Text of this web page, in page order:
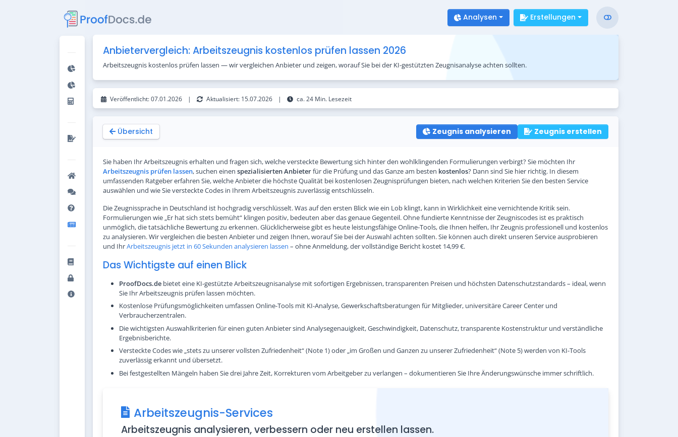
Analysen Erstellungen
Anbietervergleich: Arbeitszeugnis kostenlos prüfen lassen 2026
Arbeitszeugnis kostenlos prüfen lassen — wir vergleichen Anbieter und zeigen, worauf Sie bei der KI-gestützten Zeugnisanalyse achten sollten.
Veröffentlicht:07.01.2026 | Aktualisiert: 15.07.2026 | ca. 24 Min. Lesezeit
Übersicht Zeugnis analysieren Zeugnis erstellen
Sie haben Ihr Arbeitszeugnis erhalten und fragen sich, welche versteckte Bewertung sich hinter den wohlklingenden Formulierungen verbirgt? Sie möchten Ihr
Arbeitszeugnis prüfen lassen, suchen einen spezialisierten Anbieterfür die Prüfung und das Ganze am besten kostenlos? Dann sind Sie hier richtig. In diesem
umfassenden Ratgeber erfahren Sie, welche Anbieter die höchste Qualität bei kostenlosen Zeugnisprüfungen bieten, nach welchen Kriterien Sie den besten Service
auswählen und wie Sie versteckte Codes in Ihrem Arbeitszeugnis zuverlässig entschlüsseln.
Die Zeugnissprache in Deutschland ist hochgradig verschlüsselt. Was auf den ersten Blick wie ein Lob klingt, kann in Wirklichkeit eine vernichtende Kritik sein.
Formulierungen wie „Er hat sich stets bemüht“ klingen positiv, bedeuten aber das genaue Gegenteil. Ohne fundierte Kenntnisse der Zeugniscodes ist es praktisch
unmöglich, die tatsächliche Bewertung zu erkennen. Glücklicherweise gibt es heute leistungsfähige Online-Tools, die Ihnen helfen, Ihr Zeugnis professionell und kostenlos
zu analysieren. Wir vergleichen die besten Anbieter und zeigen Ihnen, worauf Sie bei der Auswahl achten sollten. Sie können auch direkt unseren Service ausprobieren
und IhrArbeitszeugnis jetzt in 60 Sekunden analysieren lassen – ohne Anmeldung, der vollständige Bericht kostet 14,99 €.
Das Wichtigste auf einen Blick
ProofDocs.de bietet eine KI-gestützte Arbeitszeugnisanalyse mit sofortigen Ergebnissen, transparenten Preisen und höchsten Datenschutzstandards – ideal, wenn
Sie Ihr Arbeitszeugnis prüfen lassen möchten.
Kostenlose Prüfungsmöglichkeiten umfassen Online-Tools mit KI-Analyse, Gewerkschaftsberatungen für Mitglieder, universitäre Career Center und
Verbraucherzentralen.
Die wichtigsten Auswahlkriterien für einen guten Anbieter sind Analysegenauigkeit, Geschwindigkeit, Datenschutz, transparente Kostenstruktur und verständliche
Ergebnisberichte.
Versteckte Codes wie „stets zu unserer vollsten Zufriedenheit“ (Note 1) oder „im Großen und Ganzen zu unserer Zufriedenheit“ (Note 5) werden von KI-Tools
zuverlässig erkannt und übersetzt.
Bei festgestellten Mängeln haben Sie drei Jahre Zeit, Korrekturen vom Arbeitgeber zu verlangen – dokumentieren Sie Ihre Änderungswünsche immer schriftlich.
Arbeitszeugnis-Services
Arbeitszeugnis analysieren, verbessern oder neu erstellen lassen.